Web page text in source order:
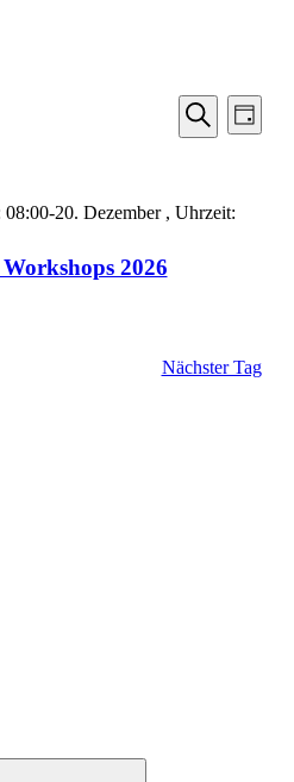
Suche
Suche
Tag
08:00-20. Dezember , Uhrzeit:
2026
Nächster Tag